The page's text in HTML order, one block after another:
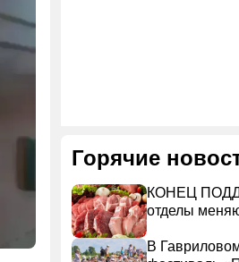
Горячие
КОНЕЦ
отделы
В